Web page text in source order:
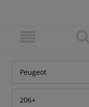
Peugeot
206+